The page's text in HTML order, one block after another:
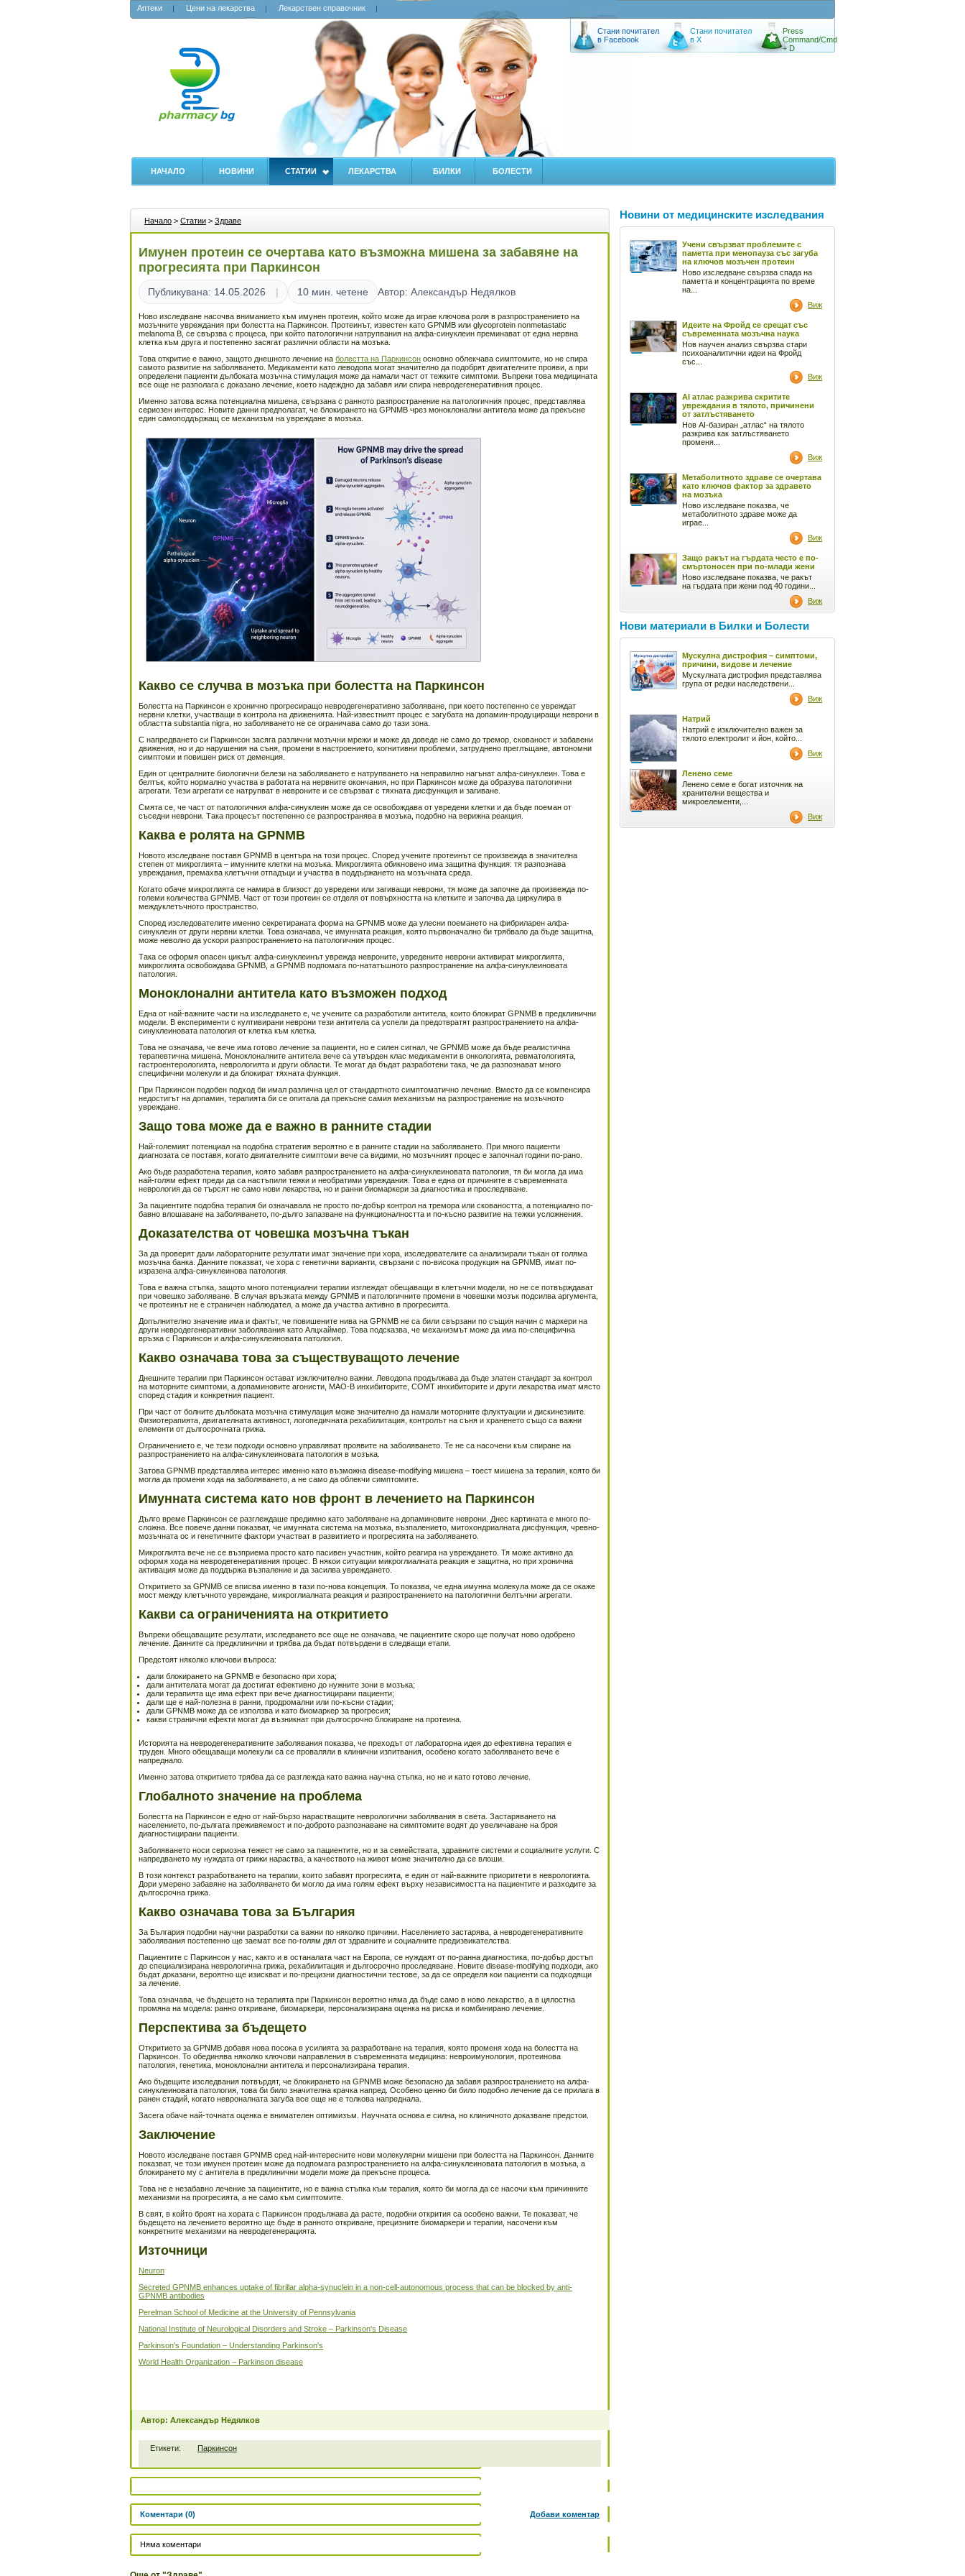
Аптеки Цени на лекарства Лекарствен справочник
Стани почитател
в Facebook
Стани почитател
в X
Press
Command/Cmd
+ D
НАЧАЛО НОВИНИ СТАТИИ ЛЕКАРСТВА БИЛКИ БОЛЕСТИ
Начало > Статии > Здраве
Имунен протеин се очертава като възможна мишена за забавяне на
прогресията при Паркинсон
Публикувана: 14.05.2026 10 мин. четене Автор: Александър Недялков
Ново изследване насочва вниманието към имунен протеин, който може да играе ключова роля в разпространението на
мозъчните увреждания при болестта на Паркинсон. Протеинът, известен като GPNMB или glycoprotein nonmetastatic
melanoma B, се свързва с процеса, при който патологични натрупвания на алфа-синуклеин преминават от една нервна
клетка към друга и постепенно засягат различни области на мозъка.
Това откритие е важно, защото днешното лечение на болестта на Паркинсон основно облекчава симптомите, но не спира
самото развитие на заболяването. Медикаменти като леводопа могат значително да подобрят двигателните прояви, а при
определени пациенти дълбоката мозъчна стимулация може да намали част от тежките симптоми. Въпреки това медицината
все още не разполага с доказано лечение, което надеждно да забавя или спира невродегенеративния процес.
Именно затова всяка потенциална мишена, свързана с ранното разпространение на патологичния процес, представлява
сериозен интерес. Новите данни предполагат, че блокирането на GPNMB чрез моноклонални антитела може да прекъсне
един самоподдържащ се механизъм на увреждане в мозъка.
Какво се случва в мозъка при болестта на Паркинсон
Болестта на Паркинсон е хронично прогресиращо невродегенеративно заболяване, при което постепенно се увреждат
нервни клетки, участващи в контрола на движенията. Най-известният процес е загубата на допамин-продуциращи неврони в
областта substantia nigra, но заболяването не се ограничава само до тази зона.
С напредването си Паркинсон засяга различни мозъчни мрежи и може да доведе не само до тремор, скованост и забавени
движения, но и до нарушения на съня, промени в настроението, когнитивни проблеми, затруднено преглъщане, автономни
симптоми и повишен риск от деменция.
Един от централните биологични белези на заболяването е натрупването на неправилно нагънат алфа-синуклеин. Това е
белтък, който нормално участва в работата на нервните окончания, но при Паркинсон може да образува патологични
агрегати. Тези агрегати се натрупват в невроните и се свързват с тяхната дисфункция и загиване.
Смята се, че част от патологичния алфа-синуклеин може да се освобождава от увредени клетки и да бъде поеман от
съседни неврони. Така процесът постепенно се разпространява в мозъка, подобно на верижна реакция.
Каква е ролята на GPNMB
Новото изследване поставя GPNMB в центъра на този процес. Според учените протеинът се произвежда в значителна
степен от микроглията – имунните клетки на мозъка. Микроглията обикновено има защитна функция: тя разпознава
увреждания, премахва клетъчни отпадъци и участва в поддържането на мозъчната среда.
Когато обаче микроглията се намира в близост до увредени или загиващи неврони, тя може да започне да произвежда по-
големи количества GPNMB. Част от този протеин се отделя от повърхността на клетките и започва да циркулира в
междуклетъчното пространство.
Според изследователите именно секретираната форма на GPNMB може да улесни поемането на фибриларен алфа-
синуклеин от други нервни клетки. Това означава, че имунната реакция, която първоначално би трябвало да бъде защитна,
може неволно да ускори разпространението на патологичния процес.
Така се оформя опасен цикъл: алфа-синуклеинът уврежда невроните, увредените неврони активират микроглията,
микроглията освобождава GPNMB, а GPNMB подпомага по-нататъшното разпространение на алфа-синуклеиновата
патология.
Моноклонални антитела като възможен подход
Една от най-важните части на изследването е, че учените са разработили антитела, които блокират GPNMB в предклинични
модели. В експерименти с култивирани неврони тези антитела са успели да предотвратят разпространението на алфа-
синуклеиновата патология от клетка към клетка.
Това не означава, че вече има готово лечение за пациенти, но е силен сигнал, че GPNMB може да бъде реалистична
терапевтична мишена. Моноклоналните антитела вече са утвърден клас медикаменти в онкологията, ревматологията,
гастроентерологията, неврологията и други области. Те могат да бъдат разработени така, че да разпознават много
специфични молекули и да блокират тяхната функция.
При Паркинсон подобен подход би имал различна цел от стандартното симптоматично лечение. Вместо да се компенсира
недостигът на допамин, терапията би се опитала да прекъсне самия механизъм на разпространение на мозъчното
увреждане.
Защо това може да е важно в ранните стадии
Най-големият потенциал на подобна стратегия вероятно е в ранните стадии на заболяването. При много пациенти
диагнозата се поставя, когато двигателните симптоми вече са видими, но мозъчният процес е започнал години по-рано.
Ако бъде разработена терапия, която забавя разпространението на алфа-синуклеиновата патология, тя би могла да има
най-голям ефект преди да са настъпили тежки и необратими увреждания. Това е една от причините в съвременната
неврология да се търсят не само нови лекарства, но и ранни биомаркери за диагностика и проследяване.
За пациентите подобна терапия би означавала не просто по-добър контрол на тремора или сковаността, а потенциално по-
бавно влошаване на заболяването, по-дълго запазване на функционалността и по-късно развитие на тежки усложнения.
Доказателства от човешка мозъчна тъкан
За да проверят дали лабораторните резултати имат значение при хора, изследователите са анализирали тъкан от голяма
мозъчна банка. Данните показват, че хора с генетични варианти, свързани с по-висока продукция на GPNMB, имат по-
изразена алфа-синуклеинова патология.
Това е важна стъпка, защото много потенциални терапии изглеждат обещаващи в клетъчни модели, но не се потвърждават
при човешко заболяване. В случая връзката между GPNMB и патологичните промени в човешки мозък подсилва аргумента,
че протеинът не е страничен наблюдател, а може да участва активно в прогресията.
Допълнително значение има и фактът, че повишените нива на GPNMB не са били свързани по същия начин с маркери на
други невродегенеративни заболявания като Алцхаймер. Това подсказва, че механизмът може да има по-специфична
връзка с Паркинсон и алфа-синуклеиновата патология.
Какво означава това за съществуващото лечение
Днешните терапии при Паркинсон остават изключително важни. Леводопа продължава да бъде златен стандарт за контрол
на моторните симптоми, а допаминовите агонисти, MAO-B инхибиторите, COMT инхибиторите и други лекарства имат място
според стадия и конкретния пациент.
При част от болните дълбоката мозъчна стимулация може значително да намали моторните флуктуации и дискинезиите.
Физиотерапията, двигателната активност, логопедичната рехабилитация, контролът на съня и храненето също са важни
елементи от дългосрочната грижа.
Ограничението е, че тези подходи основно управляват проявите на заболяването. Те не са насочени към спиране на
разпространението на алфа-синуклеиновата патология в мозъка.
Затова GPNMB представлява интерес именно като възможна disease-modifying мишена – тоест мишена за терапия, която би
могла да промени хода на заболяването, а не само да облекчи симптомите.
Имунната система като нов фронт в лечението на Паркинсон
Дълго време Паркинсон се разглеждаше предимно като заболяване на допаминовите неврони. Днес картината е много по-
сложна. Все повече данни показват, че имунната система на мозъка, възпалението, митохондриалната дисфункция, чревно-
мозъчната ос и генетичните фактори участват в развитието и прогресията на заболяването.
Микроглията вече не се възприема просто като пасивен участник, който реагира на увреждането. Тя може активно да
оформя хода на невродегенеративния процес. В някои ситуации микроглиалната реакция е защитна, но при хронична
активация може да поддържа възпаление и да засилва увреждането.
Откритието за GPNMB се вписва именно в тази по-нова концепция. То показва, че една имунна молекула може да се окаже
мост между клетъчното увреждане, микроглиалната реакция и разпространението на патологични белтъчни агрегати.
Какви са ограниченията на откритието
Въпреки обещаващите резултати, изследването все още не означава, че пациентите скоро ще получат ново одобрено
лечение. Данните са предклинични и трябва да бъдат потвърдени в следващи етапи.
Предстоят няколко ключови въпроса:
дали блокирането на GPNMB е безопасно при хора;
дали антителата могат да достигат ефективно до нужните зони в мозъка;
дали терапията ще има ефект при вече диагностицирани пациенти;
дали ще е най-полезна в ранни, продромални или по-късни стадии;
дали GPNMB може да се използва и като биомаркер за прогресия;
какви странични ефекти могат да възникнат при дългосрочно блокиране на протеина.
Историята на невродегенеративните заболявания показва, че преходът от лабораторна идея до ефективна терапия е
труден. Много обещаващи молекули са се проваляли в клинични изпитвания, особено когато заболяването вече е
напреднало.
Именно затова откритието трябва да се разглежда като важна научна стъпка, но не и като готово лечение.
Глобалното значение на проблема
Болестта на Паркинсон е едно от най-бързо нарастващите неврологични заболявания в света. Застаряването на
населението, по-дългата преживяемост и по-доброто разпознаване на симптомите водят до увеличаване на броя
диагностицирани пациенти.
Заболяването носи сериозна тежест не само за пациентите, но и за семействата, здравните системи и социалните услуги. С
напредването му нуждата от грижи нараства, а качеството на живот може значително да се влоши.
В този контекст разработването на терапии, които забавят прогресията, е един от най-важните приоритети в неврологията.
Дори умерено забавяне на заболяването би могло да има голям ефект върху независимостта на пациентите и разходите за
дългосрочна грижа.
Какво означава това за България
За България подобни научни разработки са важни по няколко причини. Населението застарява, а невродегенеративните
заболявания постепенно ще заемат все по-голям дял от здравните и социалните предизвикателства.
Пациентите с Паркинсон у нас, както и в останалата част на Европа, се нуждаят от по-ранна диагностика, по-добър достъп
до специализирана неврологична грижа, рехабилитация и дългосрочно проследяване. Новите disease-modifying подходи, ако
бъдат доказани, вероятно ще изискват и по-прецизни диагностични тестове, за да се определя кои пациенти са подходящи
за лечение.
Това означава, че бъдещето на терапията при Паркинсон вероятно няма да бъде само в ново лекарство, а в цялостна
промяна на модела: ранно откриване, биомаркери, персонализирана оценка на риска и комбинирано лечение.
Перспектива за бъдещето
Откритието за GPNMB добавя нова посока в усилията за разработване на терапия, която променя хода на болестта на
Паркинсон. То обединява няколко ключови направления в съвременната медицина: невроимунология, протеинова
патология, генетика, моноклонални антитела и персонализирана терапия.
Ако бъдещите изследвания потвърдят, че блокирането на GPNMB може безопасно да забавя разпространението на алфа-
синуклеиновата патология, това би било значителна крачка напред. Особено ценно би било подобно лечение да се прилага в
ранен стадий, когато невроналната загуба все още не е толкова напреднала.
Засега обаче най-точната оценка е внимателен оптимизъм. Научната основа е силна, но клиничното доказване предстои.
Заключение
Новото изследване поставя GPNMB сред най-интересните нови молекулярни мишени при болестта на Паркинсон. Данните
показват, че този имунен протеин може да подпомага разпространението на алфа-синуклеиновата патология в мозъка, а
блокирането му с антитела в предклинични модели може да прекъсне процеса.
Това не е незабавно лечение за пациентите, но е важна стъпка към терапия, която би могла да се насочи към причинните
механизми на прогресията, а не само към симптомите.
В свят, в който броят на хората с Паркинсон продължава да расте, подобни открития са особено важни. Те показват, че
бъдещето на лечението вероятно ще бъде в ранното откриване, прецизните биомаркери и терапии, насочени към
конкретните механизми на невродегенерацията.
Източници
Neuron
Secreted GPNMB enhances uptake of fibrillar alpha-synuclein in a non-cell-autonomous process that can be blocked by anti-
GPNMB antibodies
Perelman School of Medicine at the University of Pennsylvania
National Institute of Neurological Disorders and Stroke – Parkinson's Disease
Parkinson's Foundation – Understanding Parkinson's
World Health Organization – Parkinson disease
Автор: Александър Недялков
Етикети: Паркинсон
Коментари (0) Добави коментар
Няма коментари
Новини от медицинските изследвания
Учени свързват проблемите с
паметта при менопауза със загуба
на ключов мозъчен протеин
Ново изследване свързва спада на
паметта и концентрацията по време
на...
Виж
Идеите на Фройд се срещат със
съвременната мозъчна наука
Нов научен анализ свързва стари
психоаналитични идеи на Фройд
със...
Виж
AI атлас разкрива скритите
увреждания в тялото, причинени
от затлъстяването
Нов AI-базиран „атлас“ на тялото
разкрива как затлъстяването
променя...
Виж
Метаболитното здраве се очертава
като ключов фактор за здравето
на мозъка
Ново изследване показва, че
метаболитното здраве може да
играе...
Виж
Защо ракът на гърдата често е по-
смъртоносен при по-млади жени
Ново изследване показва, че ракът
на гърдата при жени под 40 години...
Виж
Нови материали в Билки и Болести
Мускулна дистрофия – симптоми,
причини, видове и лечение
Мускулната дистрофия представлява
група от редки наследствени...
Виж
Натрий
Натрий е изключително важен за
тялото електролит и йон, който...
Виж
Ленено семе
Ленено семе е богат източник на
хранителни вещества и
микроелементи,...
Виж